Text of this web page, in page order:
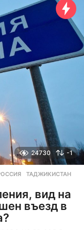
24730 -1
,ТАДЖИКИСТАН
вид на
въезд в